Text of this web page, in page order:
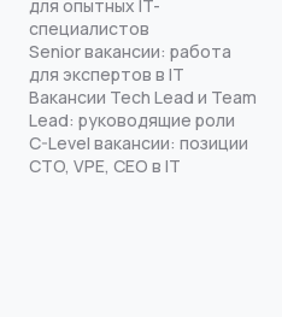
для опытных IT-
специалистов
Senior вакансии: работа
для экспертов в IT
Вакансии Tech Lead и Team
Lead: руководящие роли
C-Level вакансии: позиции
CTO, VPE, CEO в IT